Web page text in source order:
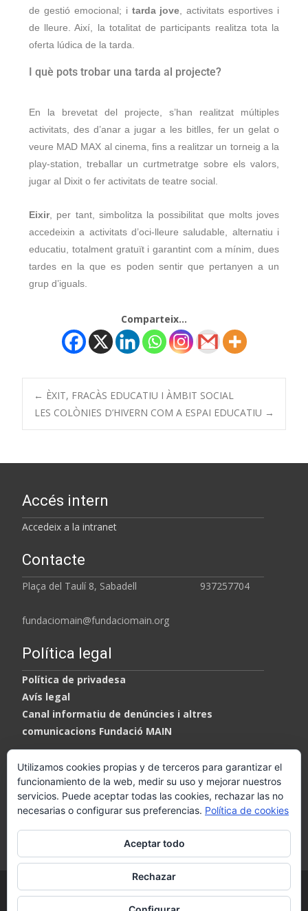
de gestió emocional; i tarda jove , activitats esportives i
de lleure. Així, la totalitat de participants realitza tota la
oferta lúdica de la tarda.
I què pots trobar una tarda al projecte?
En la brevetat del projecte, s’han realitzat múltiples
activitats, des d’anar a jugar a les bitlles, fer un gelat o
veure MAD MAX al cinema, fins a realitzar un torneig a la
play-station, treballar un curtmetratge sobre els valors,
jugar al Dixit o fer activitats de teatre social.
Eixir, per tant, simbolitza la possibilitat que molts joves
accedeixin a activitats d’oci-lleure saludable, alternatiu i
educatiu, totalment gratuït i garantint com a mínim, dues
tardes en la que es poden sentir que pertanyen a un
grup d’iguals.
Comparteix...
← ÈXIT, FRACÀS EDUCATIU I ÀMBIT SOCIAL
LES COLÒNIES D’HIVERN COM A ESPAI EDUCATIU →
Accés intern
Accedeix a la intranet
Contacte
Plaça del Taulí 8, Sabadell 937257704
fundaciomain@fundaciomain.org
Política legal
Política de privadesa
Avís legal
Canal informatiu de denúncies i altres
comunicacions Fundació MAIN
Copyright © Fundació MAIN
Utilizamos cookies propias y de terceros para garantizar el
funcionamiento de la web, medir su uso y mejorar nuestros
servicios. Puede aceptar todas las cookies, rechazar las no
necesarias o configurar sus preferencias. Política de cookies
Aceptar todo
Rechazar